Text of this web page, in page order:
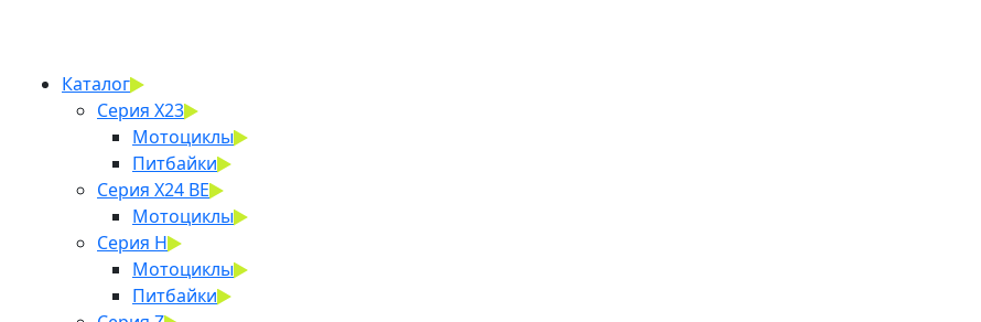
Каталог
Серия X23
Мотоциклы
Питбайки
Серия X24 BE
Мотоциклы
Серия H
Мотоциклы
Питбайки